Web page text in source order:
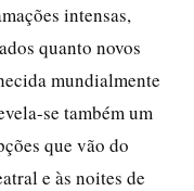
intensas,
quanto novos
mundialmente
se também um
que vão do
e às noites de